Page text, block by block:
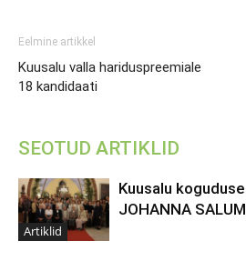
Eelmine artikkel
Kuusalu valla hariduspreemiale
18 kandidaati
SEOTUD ARTIKLID
Artiklid
Kuusalu
JOHANNA